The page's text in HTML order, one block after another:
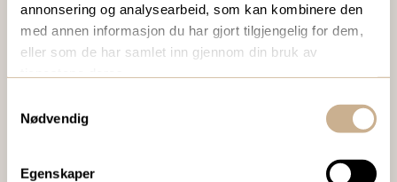
annonsering og analysearbeid, som kan kombinere den
med annen informasjon du har gjort tilgjengelig for dem,
eller som de har samlet inn gjennom din bruk av
Nødvendig
Egenskaper
BESTILL VÅRT GRATIS KUNDEMAGASIN
To ganger i året sender vi ut vårt gratis kundemagasin
og mikroskopi.